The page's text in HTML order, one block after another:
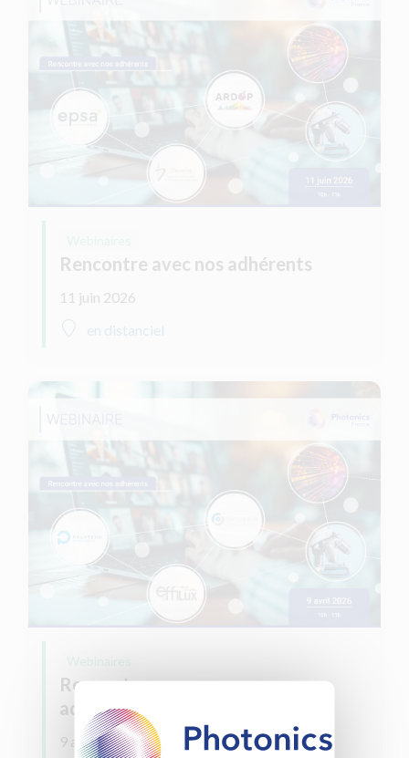
Rencontre avec nos adhérents
11 juin 2026
en distanciel
Webinaires
Rencontre avec nos nouveaux
adhérents
9 avril 2026